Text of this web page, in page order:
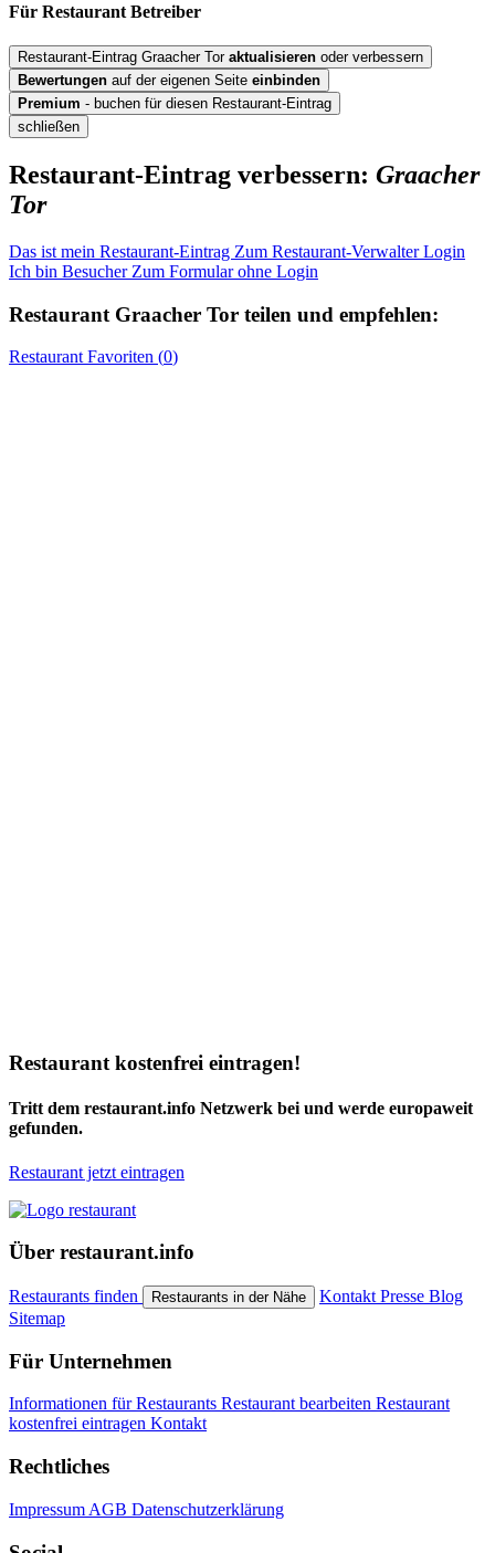
Für Restaurant Betreiber
Restaurant-Eintrag Graacher Tor aktualisieren oder verbessern
Bewertungen auf der eigenen Seite einbinden
Premium - buchen für diesen Restaurant-Eintrag
schließen
Restaurant-Eintrag verbessern: Graacher
Tor
Das ist mein Restaurant-Eintrag Zum Restaurant-Verwalter Login
Ich bin Besucher Zum Formular ohne Login
Restaurant Graacher Tor teilen und empfehlen:
Restaurant Favoriten (0)
Restaurant kostenfrei eintragen!
Tritt dem restaurant.info Netzwerk bei und werde europaweit
gefunden.
Restaurant jetzt eintragen
Über restaurant.info
Restaurants finden Restaurants in der Nähe Kontakt Presse Blog
Sitemap
Für Unternehmen
Informationen für Restaurants Restaurant bearbeiten Restaurant
kostenfrei eintragen Kontakt
Rechtliches
Impressum AGB Datenschutzerklärung